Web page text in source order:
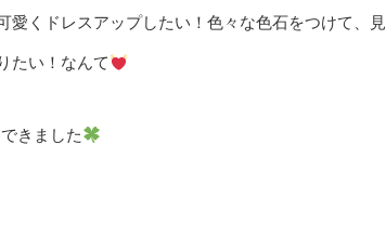
くドレスアップしたい！色々な色石をつけて、見
たい！なんて
きました